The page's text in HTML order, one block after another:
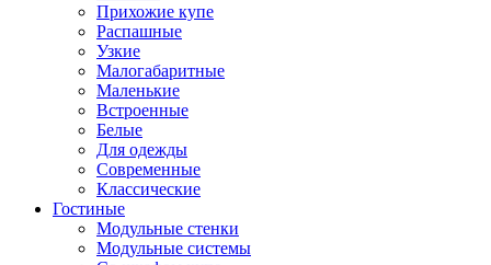
Прихожие купе
Распашные
Узкие
Малогабаритные
Маленькие
Встроенные
Белые
Для одежды
Современные
Классические
Гостиные
Модульные стенки
Модульные системы